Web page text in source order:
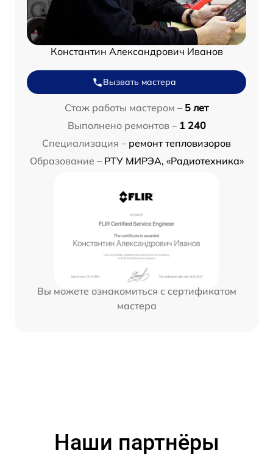
Константин Александрович Иванов
Вызвать мастера
Стаж работы мастером – 5 лет
Выполнено ремонтов – 1 240
Специализация – ремонт тепловизоров
Образование – РТУ МИРЭА, «Радиотехника»
Вы можете ознакомиться с сертификатом
мастера
Наши партнёры